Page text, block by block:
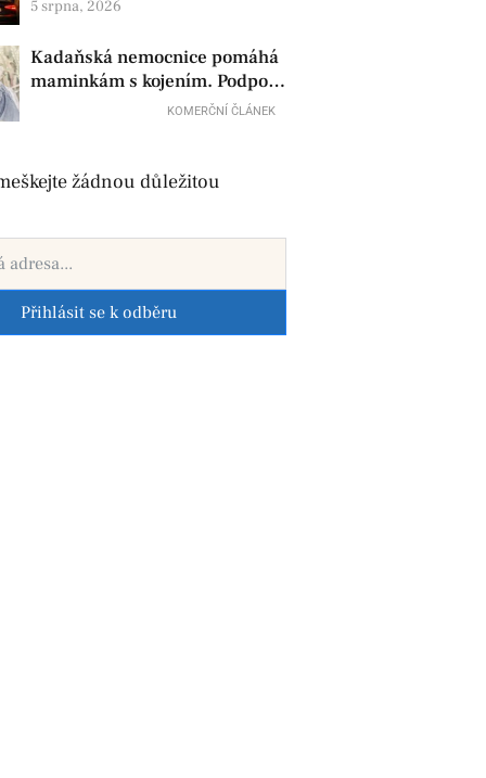
zkoušel uplatit policisty
5 srpna, 2026
Kadaňská nemocnice pomáhá
maminkám s kojením. Podpora
začíná už před porodem
KOMERČNÍ ČLÁNEK
žádnou důležitou
Přihlásit se k odběru